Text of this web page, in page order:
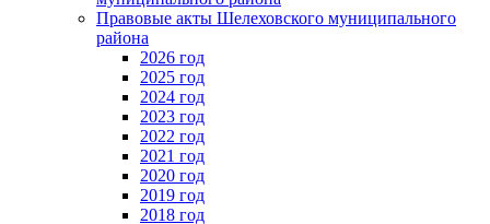
Правовые акты Шелеховского муниципального
района
2026 год
2025 год
2024 год
2023 год
2022 год
2021 год
2020 год
2019 год
2018 год